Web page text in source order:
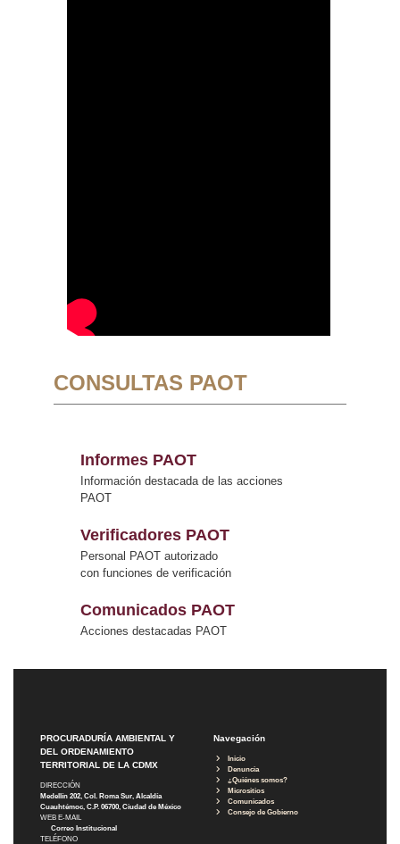
CONSULTAS PAOT
Informes PAOT
Información destacada de las acciones
PAOT
Verificadores PAOT
Personal PAOT autorizado
con funciones de verificación
Comunicados PAOT
Acciones destacadas PAOT
PROCURADURÍA AMBIENTAL Y
DEL ORDENAMIENTO
TERRITORIAL DE LA CDMX
DIRECCIÓN
Medellín 202, Col. Roma Sur, Alcaldía
Cuauhtémoc, C.P. 06700, Ciudad de México
WEB E-MAIL
Correo Institucional
TELÉFONO
Navegación
Inicio
Denuncia
¿Quiénes somos?
Micrositios
Comunicados
Consejo de Gobierno